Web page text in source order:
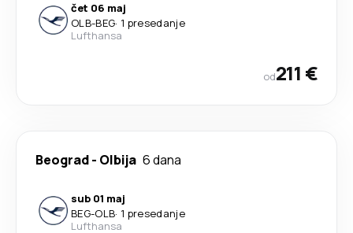
čet 06 maj
OLB-BEG· 1 presedanje
Lufthansa
od211 €
Beograd- Olbija 6 dana
sub 01 maj
BEG-OLB· 1 presedanje
Lufthansa